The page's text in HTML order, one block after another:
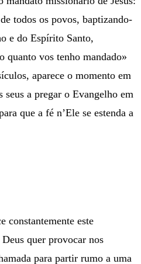
todos os povos, baptizando-
e do Espírito Santo,
quanto vos tenho mandado»
aparece o momento em
seus a pregar o Evangelho em
que a fé n’Ele se estenda a
constantemente este
quer provocar nos
para partir rumo a uma